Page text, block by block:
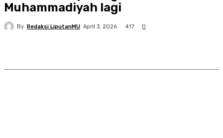
Muhammadiyah lagi
By Redaksi LiputanMU April 3, 2026 417 0